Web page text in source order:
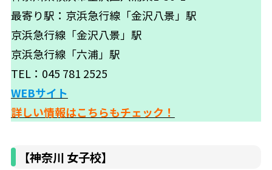
最寄り駅：京浜急行線「金沢八景」駅
京浜急行線「金沢八景」駅
京浜急行線「六浦」駅
TEL：045 781 2525
WEBサイト
詳しい情報はこちらもチェック！
【神奈川 女子校】